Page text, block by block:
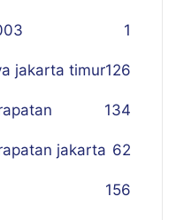
1
jakarta timur126
134
jakarta 62
156